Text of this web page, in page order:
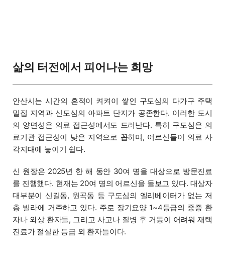
삶의 터전에서 피어나는 희망
안산시는 시간의 흔적이 켜켜이 쌓인 구도심의 다가구 주택
밀집 지역과 신도심의 아파트 단지가 공존한다. 이러한 도시
의 양면성은 의료 접근성에서도 드러난다. 특히 구도심은 의
료기관 접근성이 낮은 지역으로 꼽히며, 어르신들이 의료 사
각지대에 놓이기 쉽다.
신 원장은 2025년 한 해 동안 30여 명을 대상으로 방문진료
를 진행했다. 현재는 20여 명의 어르신을 돌보고 있다. 대상자
대부분이 신길동, 원곡동 등 구도심의 엘리베이터가 없는 저
층 빌라에 거주하고 있다. 주로 장기요양 1~4등급의 중증 환
자나 와상 환자들, 그리고 사고나 질병 후 거동이 어려워 재택
진료가 절실한 등급 외 환자들이다.